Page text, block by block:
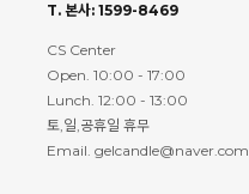
T. 본사: 1599-8469
CS Center
Open. 10:00 - 17:00
Lunch. 12:00 - 13:00
토,일,공휴일 휴무
Email. gelcandle@naver.com